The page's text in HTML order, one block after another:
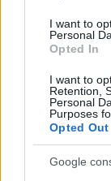
I want to
Personal
Opted In
I want to
Retention,
Personal
Purposes
Opted Out
Google
Meccs
Paris
Felkészülési
Nya Ullevi,